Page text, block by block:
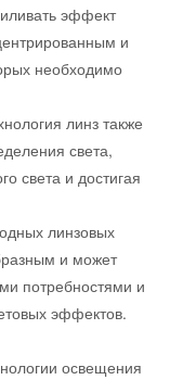
эффект
и
необходимо
линз также
света,
света и достигая
линзовых
и может
потребностями и
эффектов.
освещения